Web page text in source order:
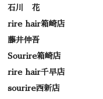
石川 花
rire hair箱崎店
藤井伸吾
Sourire箱崎店
rire hair千早店
sourire西新店